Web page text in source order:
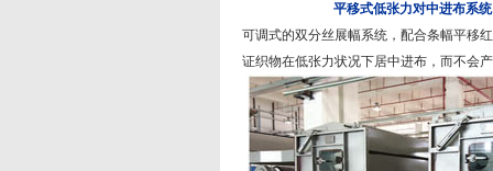
平移式低张力对中进布系统
可调式的双分丝展幅系统，配合条幅平移
证织物在低张力状况下居中进布，而不会